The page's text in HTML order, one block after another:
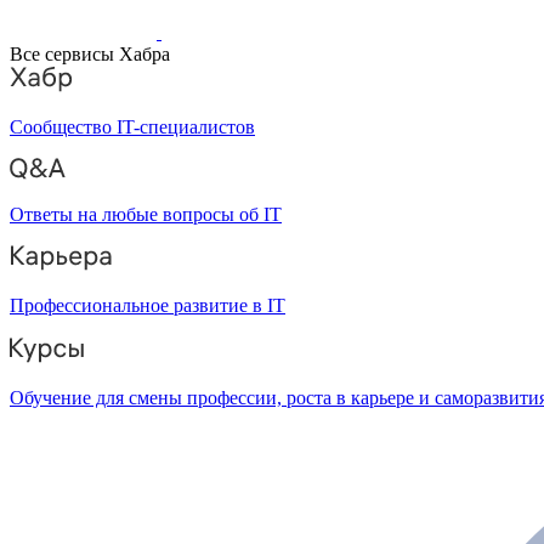
Все сервисы Хабра
Сообщество IT-специалистов
Ответы на любые вопросы об IT
Профессиональное развитие в IT
Обучение для смены профессии, роста в карьере и